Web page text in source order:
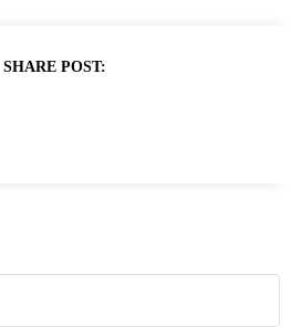
SHARE POST: